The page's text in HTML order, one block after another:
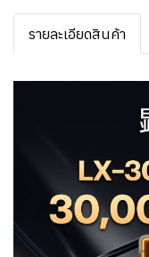
รายละเอียดสินค้า